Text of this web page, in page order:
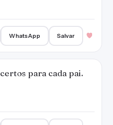
onde se
WhatsApp Salvar